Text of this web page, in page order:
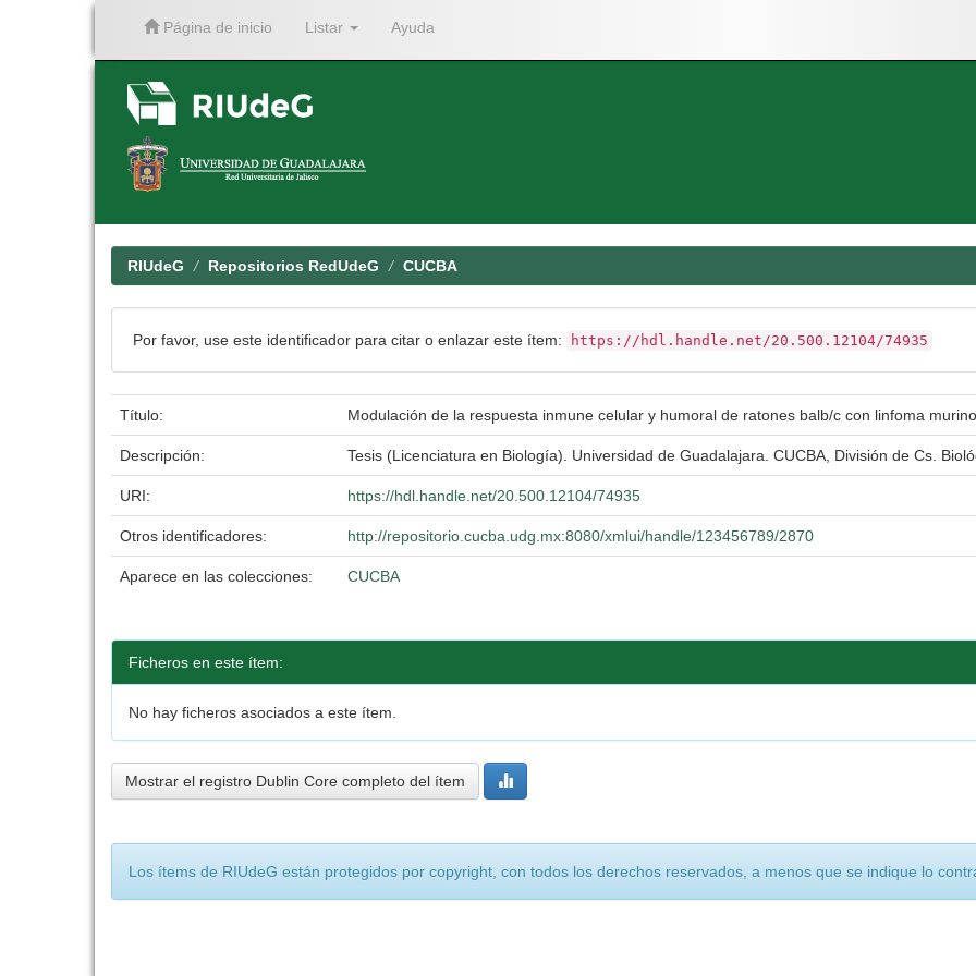
Página de inicio Listar Ayuda
RIUdeG Repositorios RedUdeG CUCBA
Por favor, use este identificador para citar o enlazar este ítem: https://hdl.handle.net/20.500.12104/74935
Título: Modulación de la respuesta inmune celular y humoral de ratones balb/c con linfoma
Descripción: Tesis (Licenciatura en Biología). Universidad de Guadalajara. CUCBA, División de Cs.
URI: https://hdl.handle.net/20.500.12104/74935
Otros identificadores: http://repositorio.cucba.udg.mx:8080/xmlui/handle/123456789/2870
Aparece en las colecciones: CUCBA
Ficheros en este ítem:
No hay ficheros asociados a este ítem.
Mostrar el registro Dublin Core completo del ítem
Los ítems de RIUdeG están protegidos por copyright, con todos los derechos reservados, a menos que se indique lo